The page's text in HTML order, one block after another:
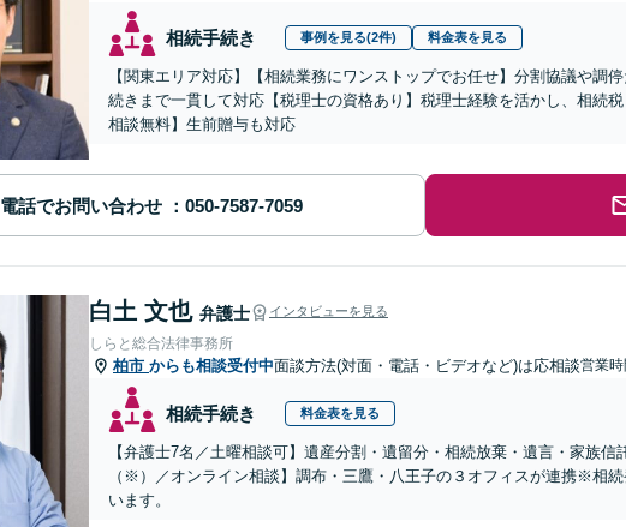
相続手続き 事例を見る(2件) 料金表を見る
【関東エリア対応】【相続業務にワンストップでお任せ】分割協議や調
続きまで一貫して対応【税理士の資格あり】税理士経験を活かし、相続
相談無料】生前贈与も対応
電話でお問い合わせ
白土 文也 弁護士 インタビューを見る
しらと総合法律事務所
柏市 からも相談受付中面談方法(対面・電話・ビデオなど)は応相談営業時
相続手続き 料金表を見る
【弁護士7名／土曜相談可】遺産分割・遺留分・相続放棄・遺言・家族
（※）／オンライン相談】調布・三鷹・八王子の３オフィスが連携※相
います。